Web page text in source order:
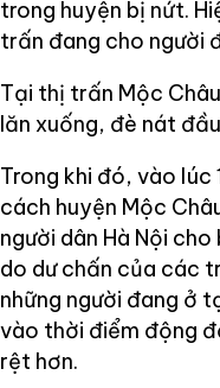
trong huyện bị nứt.
trấn đang cho người
Tại thị trấn Mộc
lăn xuống, đè nát
Trong khi đó, vào lúc
cách huyện Mộc
người dân Hà Nội
do dư chấn của các
những người đang ở
vào thời điểm động
rệt hơn.